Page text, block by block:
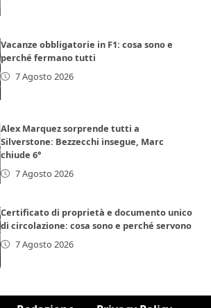
Vacanze obbligatorie in F1: cosa sono e
perché fermano tutti
7 Agosto 2026
Alex Marquez sorprende tutti a
Silverstone: Bezzecchi insegue, Marc
chiude 6°
7 Agosto 2026
Certificato di proprietà e documento unico
di circolazione: cosa sono e perché servono
7 Agosto 2026